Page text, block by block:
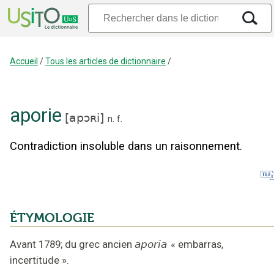
Accueil /Tous les articles de dictionnaire /
aporie [apɔʀi] n. f.
Contradiction insoluble dans un raisonnement.
ÉTYMOLOGIE
Avant 1789; du grec ancien aporia « embarras,
incertitude ».